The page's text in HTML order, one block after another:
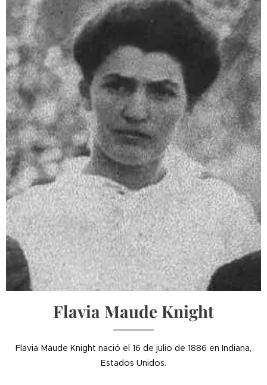
Flavia Maude Knight
Flavia Maude Knight nació el 16 de julio de 1886 en Indiana,
Estados Unidos.